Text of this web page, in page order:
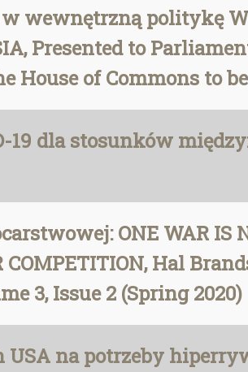
wewnętrzną politykę
Presented to
House of Commons to
19 dla stosunków
ONE WAR IS
COMPETITION, Hal
3, Issue 2 (Spring 2020)
na potrzeby